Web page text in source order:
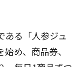
ある「人参ジュ
め、商品券、